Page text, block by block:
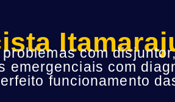
com
emergenciais com
funcionamento